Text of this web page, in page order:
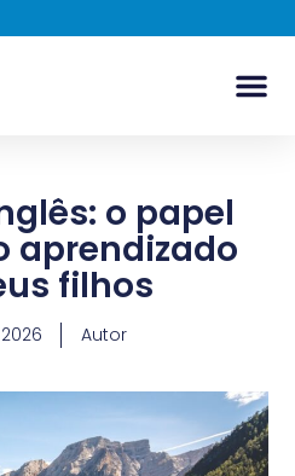
o papel
aprendizado
filhos
Autor